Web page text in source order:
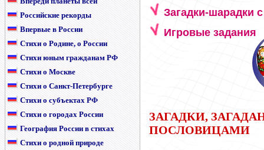
Российские рекорды
Впервые в России
Стихи о Родине, о России
Стихи юным гражданам РФ
Стихи о Москве
Стихи о Санкт-Петербурге
Стихи о субъектах РФ
Стихи о городах России
География России в стихах
Стихи о родной природе
Загадки-шарадки
Игровые задания
ЗАГАДКИ,
ПОСЛОВИЦАМИ